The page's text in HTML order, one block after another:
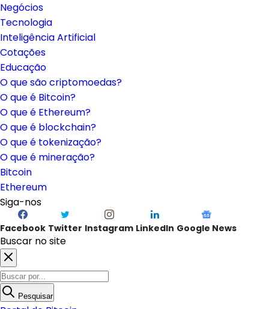
Negócios
Tecnologia
Inteligência Artificial
Cotações
Educação
O que são criptomoedas?
O que é Bitcoin?
O que é Ethereum?
O que é blockchain?
O que é tokenização?
O que é mineração?
Bitcoin
Ethereum
Siga-nos
Facebook Twitter Instagram LinkedIn Google News
Buscar no site
Pesquisar